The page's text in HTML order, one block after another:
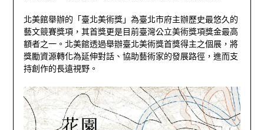
北美館舉辦的「臺北美術獎」為臺北市府主辦歷史最悠久的
藝文競賽獎項，其首獎更是目前臺灣公立美術獎項獎金最高
額者之一。北美館透過舉辦臺北美術獎首獎得主之個展，將
獎勵資源轉化為延伸對話、協助藝術家的發展路徑，進而支
持創作的長遠視野。